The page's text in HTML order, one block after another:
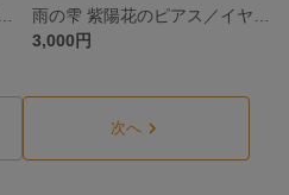
3,000円
次へ